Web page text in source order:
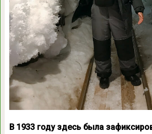
В 1933 году здесь была